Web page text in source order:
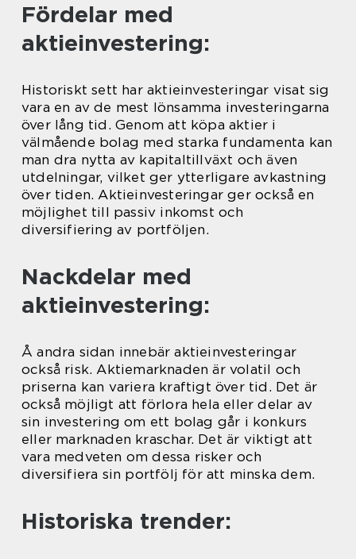
Fördelar med
aktieinvestering:
Historiskt sett har aktieinvesteringar visat sig
vara en av de mest lönsamma investeringarna
över lång tid. Genom att köpa aktier i
välmående bolag med starka fundamenta kan
man dra nytta av kapitaltillväxt och även
utdelningar, vilket ger ytterligare avkastning
över tiden. Aktieinvesteringar ger också en
möjlighet till passiv inkomst och
diversifiering av portföljen.
Nackdelar med
aktieinvestering:
Å andra sidan innebär aktieinvesteringar
också risk. Aktiemarknaden är volatil och
priserna kan variera kraftigt över tid. Det är
också möjligt att förlora hela eller delar av
sin investering om ett bolag går i konkurs
eller marknaden kraschar. Det är viktigt att
vara medveten om dessa risker och
diversifiera sin portfölj för att minska dem.
Historiska trender: